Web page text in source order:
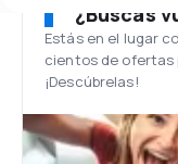
¿Buscas
Estás en el lugar
cientos de ofertas
¡Descúbrelas!